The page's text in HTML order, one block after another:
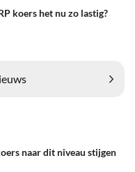
koers het nu zo lastig?
naar dit niveau stijgen